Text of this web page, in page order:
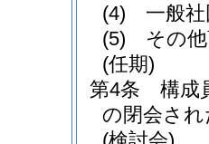
(4)
一般
(5)
その
(任期)
第4条
構成
の閉会さ